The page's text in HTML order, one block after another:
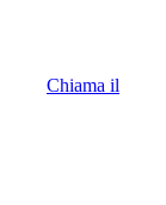
Chiama il